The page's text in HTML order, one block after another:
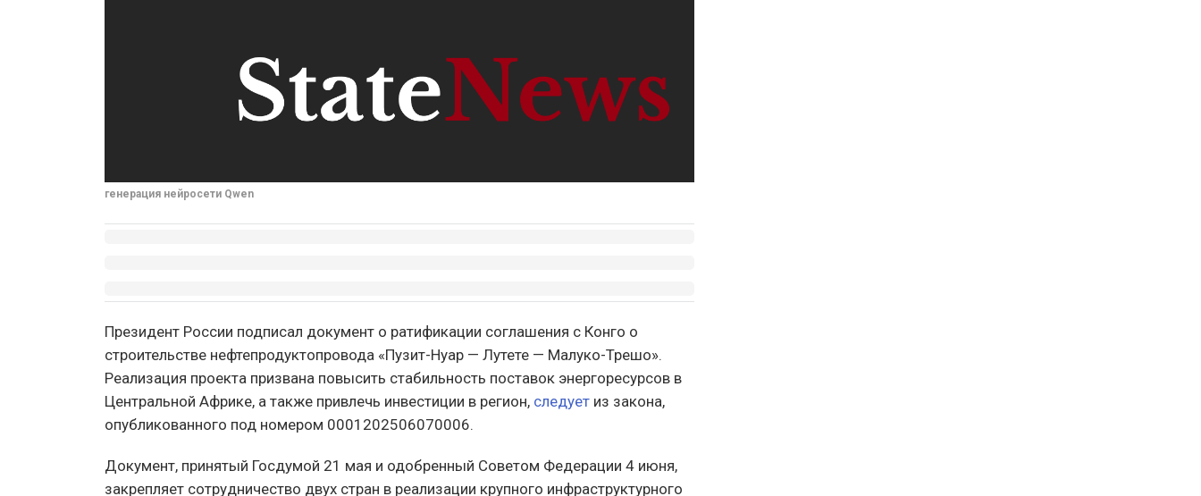
генерация нейросети Qwen
Президент России подписал документ о ратификации соглашения с Конго о
строительстве нефтепродуктопровода «Пузит-Нуар — Лутете — Малуко-Трешо».
Реализация проекта призвана повысить стабильность поставок энергоресурсов в
Центральной Африке, а также привлечь инвестиции в регион, следует из закона,
опубликованного под номером 0001202506070006.
Документ, принятый Госдумой 21 мая и одобренный Советом Федерации 4 июня,
закрепляет сотрудничество двух стран в реализации крупного инфраструктурного